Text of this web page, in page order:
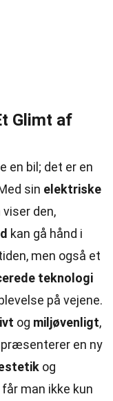
Glimt af
en bil; det er en
sin elektriske
viser den,
kan gå hånd i
men også et
teknologi
på vejene.
og miljøvenligt,
en ny
og
man ikke kun